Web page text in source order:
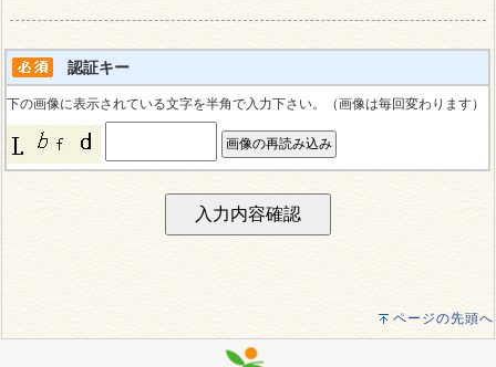
認証キー
下の画像に表示されている文字を半角で入力下さい。（画像は毎回変わります）
ページの先頭へ